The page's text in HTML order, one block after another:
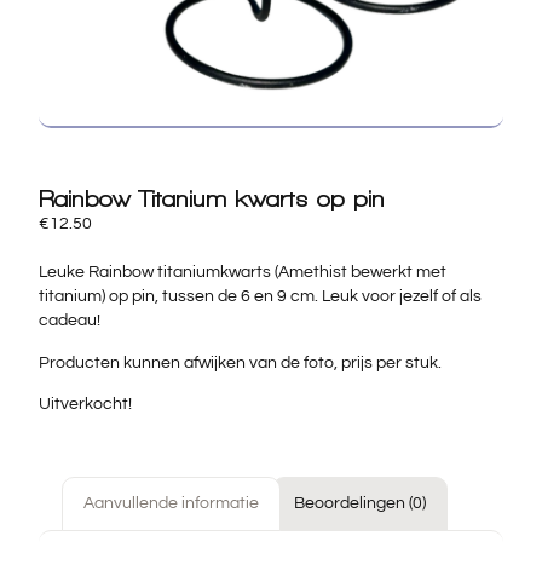
Rainbow Titanium kwarts op pin
€12.50
Leuke Rainbow titaniumkwarts (Amethist bewerkt met
titanium) op pin, tussen de 6 en 9 cm. Leuk voor jezelf of als
cadeau!
Producten kunnen afwijken van de foto, prijs per stuk.
Uitverkocht!
Aanvullende informatie Beoordelingen (0)